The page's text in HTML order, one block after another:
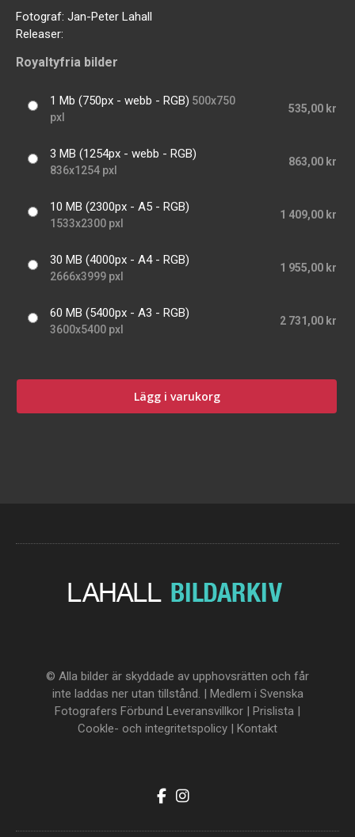
Fotograf: Jan-Peter Lahall
Releaser:
Royaltyfria bilder
1 Mb (750px - webb - RGB) 500x750
pxl
535,00 kr
3 MB (1254px - webb - RGB)
836x1254 pxl
863,00 kr
10 MB (2300px - A5 - RGB)
1533x2300 pxl
1 409,00 kr
30 MB (4000px - A4 - RGB)
2666x3999 pxl
1 955,00 kr
60 MB (5400px - A3 - RGB)
3600x5400 pxl
2 731,00 kr
Lägg i varukorg
© Alla bilder är skyddade av upphovsrätten och får
inte laddas ner utan tillstånd. | Medlem i Svenska
Fotografers Förbund Leveransvillkor | Prislista |
Cookle- och integritetspolicy | Kontakt